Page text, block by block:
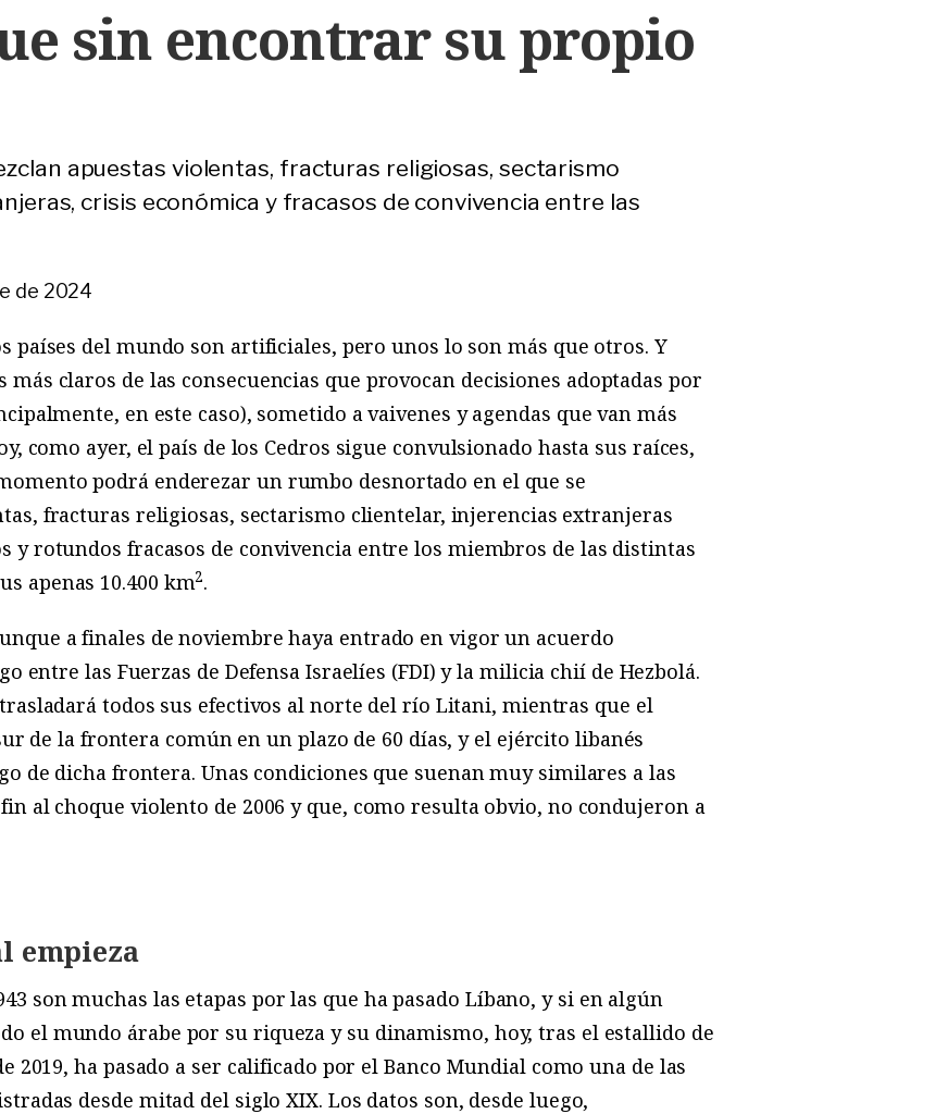
sin encontrar su propio
apuestas violentas, fracturas religiosas, sectarismo
crisis económica y fracasos de convivencia entre las
de 2024
países del mundo son artificiales, pero unos lo son más que otros. Y
claros de las consecuencias que provocan decisiones adoptadas por
en este caso), sometido a vaivenes y agendas que van más
como ayer, el país de los Cedros sigue convulsionado hasta sus raíces,
podrá enderezar un rumbo desnortado en el que se
fracturas religiosas, sectarismo clientelar, injerencias extranjeras
y rotundos fracasos de convivencia entre los miembros de las distintas
apenas 10.400 km2.
a finales de noviembre haya entrado en vigor un acuerdo
entre las Fuerzas de Defensa Israelíes (FDI) y la milicia chií de Hezbolá.
todos sus efectivos al norte del río Litani, mientras que el
de la frontera común en un plazo de 60 días, y el ejército libanés
de dicha frontera. Unas condiciones que suenan muy similares a las
al choque violento de 2006 y que, como resulta obvio, no condujeron a
empieza
son muchas las etapas por las que ha pasado Líbano, y si en algún
el mundo árabe por su riqueza y su dinamismo, hoy, tras el estallido de
2019, ha pasado a ser calificado por el Banco Mundial como una de las
desde mitad del siglo XIX. Los datos son, desde luego,